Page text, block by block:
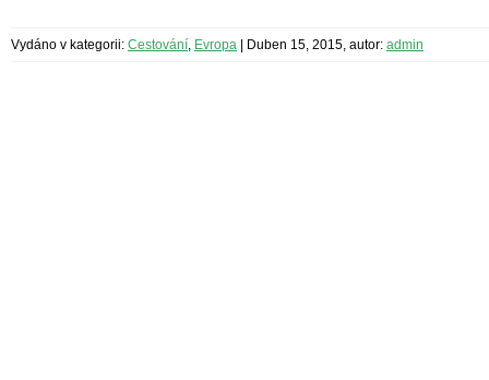
Vydáno v kategorii: Cestování, Evropa Duben 15, 2015, autor: admin